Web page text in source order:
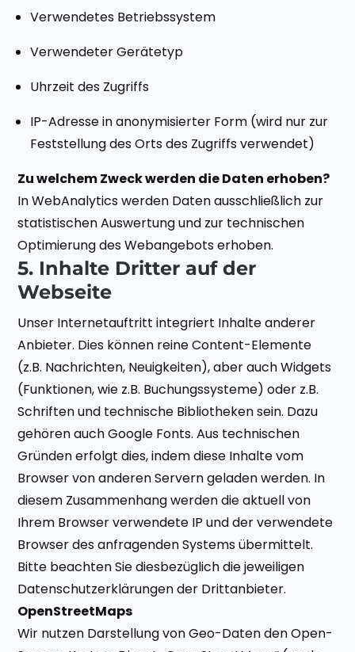
Verwendetes Betriebssystem
Verwendeter Gerätetyp
Uhrzeit des Zugriffs
IP-Adresse in anonymisierter Form (wird nur zur
Feststellung des Orts des Zugriffs verwendet)
Zu welchem Zweck werden die Daten erhoben?
In WebAnalytics werden Daten ausschließlich zur
statistischen Auswertung und zur technischen
Optimierung des Webangebots erhoben.
5. Inhalte Dritter auf der
Webseite
Unser Internetauftritt integriert Inhalte anderer
Anbieter. Dies können reine Content-Elemente
(z.B. Nachrichten, Neuigkeiten), aber auch Widgets
(Funktionen, wie z.B. Buchungssysteme) oder z.B.
Schriften und technische Bibliotheken sein. Dazu
gehören auch Google Fonts. Aus technischen
Gründen erfolgt dies, indem diese Inhalte vom
Browser von anderen Servern geladen werden. In
diesem Zusammenhang werden die aktuell von
Ihrem Browser verwendete IP und der verwendete
Browser des anfragenden Systems übermittelt.
Bitte beachten Sie diesbezüglich die jeweiligen
Datenschutzerklärungen der Drittanbieter.
OpenStreetMaps
Wir nutzen Darstellung von Geo-Daten den Open-